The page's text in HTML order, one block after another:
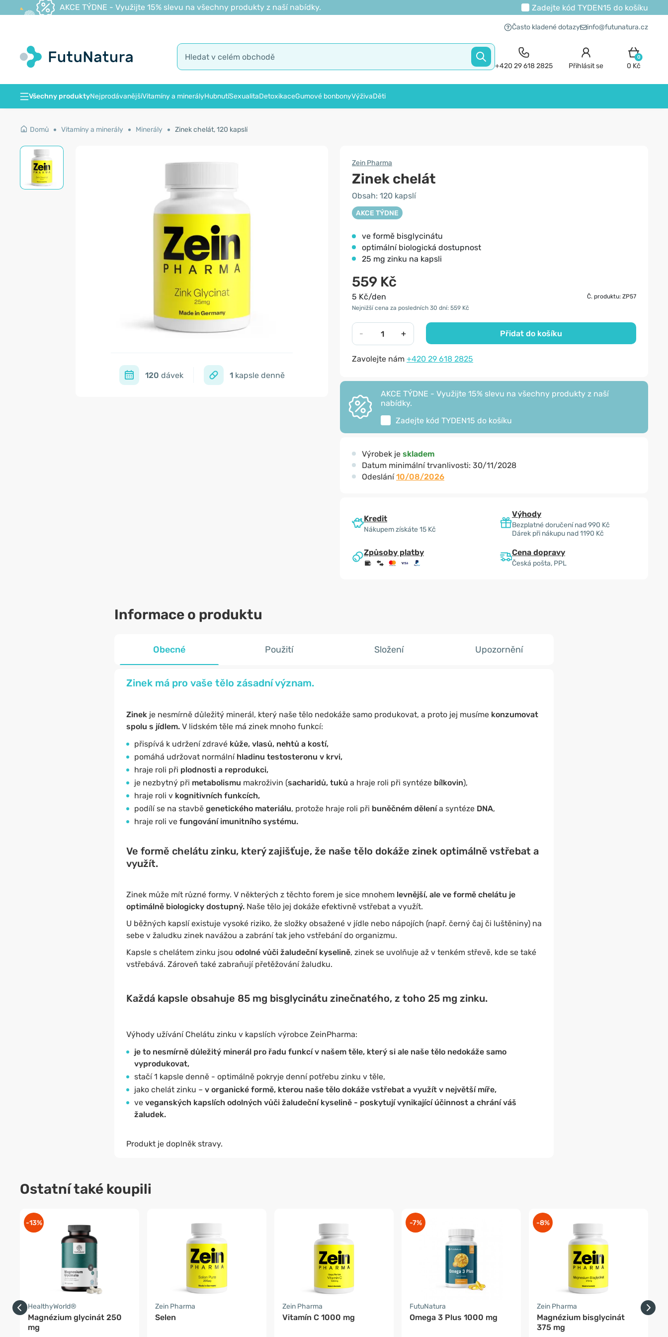
AKCE TÝDNE - Využijte 15% slevu na všechny produkty z naší nabídky. Zadejte kód TYDEN15 do košíku
Často kladené dotazy info@futunatura.cz
+420 29 618 2825 Přihlásit se
0
0 Kč
Všechny produktyNejprodávanějšíVitamíny a minerályHubnutíSexualitaDetoxikaceGumové bonbonyVýživaDěti
Domů Vitamíny a minerály Minerály Zinek chelát, 120 kapslí
120 dávek 1kapsle denně
Zein Pharma
Zinek chelát
Obsah: 120 kapslí
AKCE TÝDNE
ve formě bisglycinátu
optimální biologická dostupnost
25 mg zinku na kapsli
559 Kč
5 Kč/den
Č. produktu: ZP57
Nejnižší cena za posledních 30 dní: 559 Kč
- + Přidat do košíku
Zavolejte nám +420 29 618 2825
AKCE TÝDNE - Využijte 15% slevu na všechny produkty z naší
nabídky.
Zadejte kód TYDEN15 do košíku
Výrobek je skladem
Datum minimální trvanlivosti: 30/11/2028
Odeslání10/08/2026
Kredit
Nákupem získáte 15 Kč
Výhody
Bezplatné doručení nad 990 Kč
Dárek při nákupu nad 1190 Kč
Způsoby platby Cena dopravy
Česká pošta, PPL
Informace o produktu
Obecné Použití Složení Upozornění
Zinek má pro vaše tělo zásadní význam.
Zinekje nesmírně důležitý minerál, který naše tělo nedokáže samo produkovat, a proto jej musíme konzumovat
spolu s jídlem.V lidském těle má zinek mnoho funkcí:
přispívá k udržení zdravé kůže, vlasů, nehtů a kostí,
pomáhá udržovat normální hladinu testosteronu v krvi,
hraje roli při plodnosti a reprodukci,
je nezbytný při metabolismu makroživin (sacharidů, tuků a hraje roli při syntéze bílkovin),
hraje roli v kognitivních funkcích,
podílí se na stavbě genetického materiálu, protože hraje roli při buněčném dělenía syntéze DNA,
hraje roli ve fungování imunitního systému.
Ve formě chelátu zinku, který zajišťuje, že naše tělo dokáže zinek optimálně vstřebat a
využít.
Zinek může mít různé formy. V některých z těchto forem je sice mnohemlevnější, ale ve formě chelátu je
optimálně biologicky dostupný.Naše tělo jej dokáže efektivně vstřebat a využít.
U běžných kapslí existuje vysoké riziko, že složky obsažené v jídle nebo nápojích (např. černý čaj či luštěniny) na
sebe v žaludku zinek navážou a zabrání tak jeho vstřebání do organizmu.
Kapsle s chelátem zinku jsou odolné vůči žaludeční kyselině, zinek se uvolňuje až v tenkém střevě, kde se také
vstřebává. Zároveň také zabraňují přetěžování žaludku.
Každá kapsle obsahuje 85 mg bisglycinátu zinečnatého, z toho 25 mg zinku.
Výhody užívání Chelátu zinku v kapslích výrobce ZeinPharma:
je to nesmírně důležitý minerál pro řadu funkcí v našem těle, který si ale naše tělo nedokáže samo
vyprodukovat,
stačí 1 kapsle denně - optimálně pokryje denní potřebu zinku v těle,
jako chelát zinku – v organické formě, kterou naše tělo dokáže vstřebat a využít v největší míře,
ve veganských kapslích odolných vůči žaludeční kyselině - poskytují vynikající účinnost a chrání váš
žaludek.
Produkt je doplněk stravy.
Ostatní také koupili
-13%
HealthyWorld®
Magnézium glycinát 250
mg
Zein Pharma
Selen
Zein Pharma
Vitamín C 1000 mg
-7%
FutuNatura
Omega 3 Plus 1000 mg
-8%
Zein Pharma
Magnézium bisglycinát
375 mg